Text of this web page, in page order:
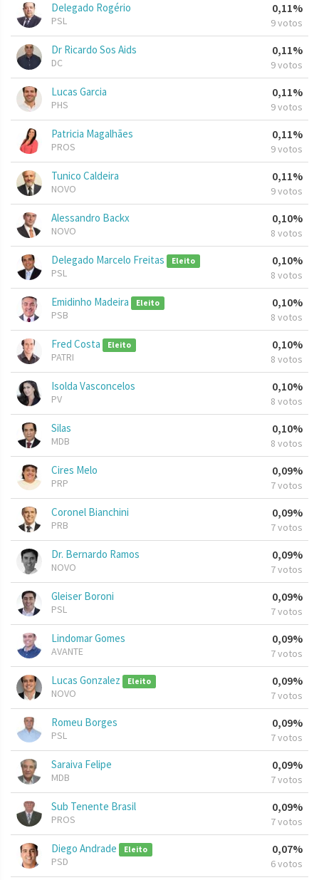
Delegado Rogério
PSL
0,11%
9 votos
Dr Ricardo Sos Aids
DC
0,11%
9 votos
Lucas Garcia
PHS
0,11%
9 votos
Patricia Magalhães
PROS
0,11%
9 votos
Tunico Caldeira
NOVO
0,11%
9 votos
Alessandro Backx
NOVO
0,10%
8 votos
Delegado Marcelo Freitas Eleito
PSL
0,10%
8 votos
Emidinho Madeira Eleito
PSB
0,10%
8 votos
Fred Costa Eleito
PATRI
0,10%
8 votos
Isolda Vasconcelos
PV
0,10%
8 votos
Silas
MDB
0,10%
8 votos
Cires Melo
PRP
0,09%
7 votos
Coronel Bianchini
PRB
0,09%
7 votos
Dr. Bernardo Ramos
NOVO
0,09%
7 votos
Gleiser Boroni
PSL
0,09%
7 votos
Lindomar Gomes
AVANTE
0,09%
7 votos
Lucas Gonzalez Eleito
NOVO
0,09%
7 votos
Romeu Borges
PSL
0,09%
7 votos
Saraiva Felipe
MDB
0,09%
7 votos
Sub Tenente Brasil
PROS
0,09%
7 votos
Diego Andrade Eleito
PSD
0,07%
6 votos